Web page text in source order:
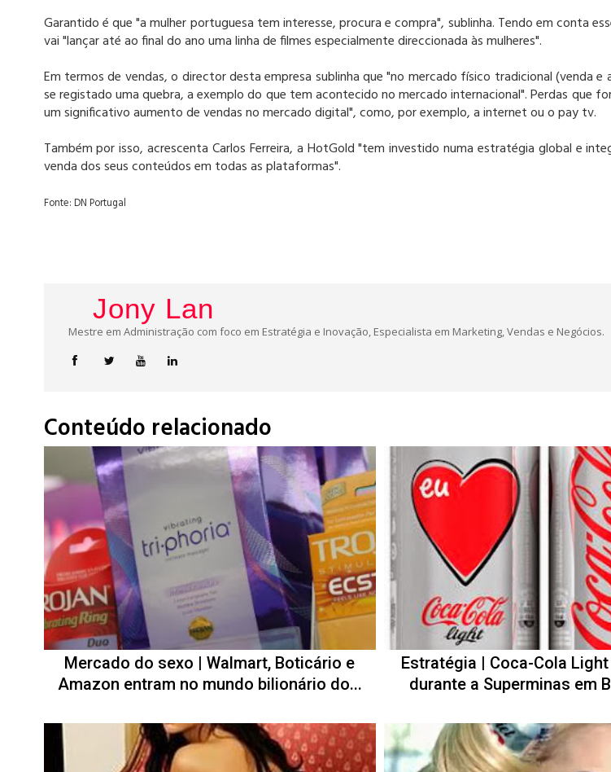
Garantido é que "a mulher portuguesa tem interesse, procura e compra", sublinha. Tendo em conta
vai "lançar até ao final do ano uma linha de filmes especialmente direccionada às mulheres".
Em termos de vendas, o director desta empresa sublinha que "no mercado físico tradicional (venda e
se registado uma quebra, a exemplo do que tem acontecido no mercado internacional". Perdas que
um significativo aumento de vendas no mercado digital", como, por exemplo, a internet ou o pay tv.
Também por isso, acrescenta Carlos Ferreira, a HotGold "tem investido numa estratégia global e
venda dos seus conteúdos em todas as plataformas".
Fonte: DN Portugal
Jony Lan
Mestre em Administração com foco em Estratégia e Inovação, Especialista em Marketing, Vendas e Negócios.
Conteúdo relacionado
Mercado do sexo | Walmart, Boticário e
Amazon entram no mundo bilionário do...
Estratégia | Coca-Cola
durante a Superminas em